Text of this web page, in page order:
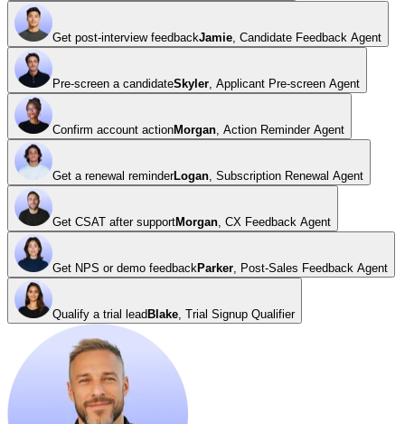
Get post-interview feedbackJamie, Candidate Feedback Agent
Pre-screen a candidateSkyler, Applicant Pre-screen Agent
Confirm account actionMorgan, Action Reminder Agent
Get a renewal reminderLogan, Subscription Renewal Agent
Get CSAT after supportMorgan, CX Feedback Agent
Get NPS or demo feedbackParker, Post-Sales Feedback Agent
Qualify a trial lead Blake, Trial Signup Qualifier